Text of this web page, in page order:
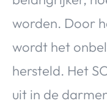
worden. Door
wordt het
hersteld. Het
uit in de